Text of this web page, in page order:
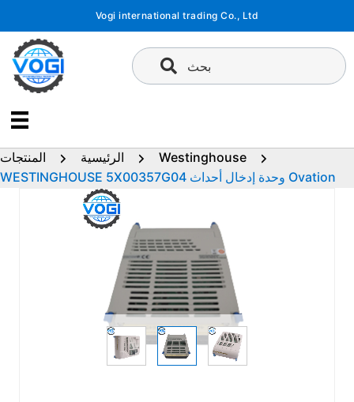
المحتوى
Vogi international trading Co., Ltd
بحث
الرئيسية المنتجات
Westinghouse
WESTINGHOUSE 5X00357G04 وحدة إدخال أحداث Ovation